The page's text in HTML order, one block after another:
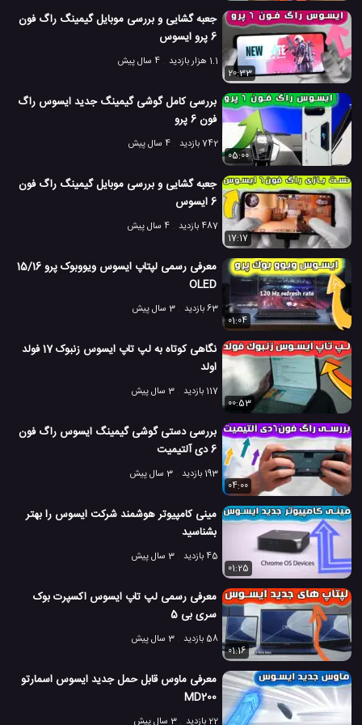
جعبه گشایی و بررسی موبایل گیمینگ راگ فون
6 پرو ایسوس
1.1 هزار بازدید
4 سال پیش
20:33
بررسی کامل گوشی گیمینگ جدید ایسوس راگ
فون 6 پرو
742 بازدید
4 سال پیش
05:00
جعبه گشایی و بررسی موبایل گیمینگ راگ فون
6 ایسوس
487 بازدید
4 سال پیش
17:17
معرفی رسمی لپتاپ ایسوس ویووبوک پرو 15/16
OLED
63 بازدید
3 سال پیش
01:04
نگاهی کوتاه به لپ تاپ ایسوس زنبوک 17 فولد
اولد
117 بازدید
3 سال پیش
00:53
بررسی دستی گوشی گیمینگ ایسوس راگ فون
6 دی آلتیمیت
193 بازدید
3 سال پیش
04:00
مینی کامپیوتر هوشمند شرکت ایسوس را بهتر
بشناسید
45 بازدید
3 سال پیش
01:25
معرفی رسمی لپ تاپ ایسوس اکسپرت بوک
سری بی 5
58 بازدید
3 سال پیش
01:16
معرفی ماوس قابل حمل جدید ایسوس اسمارتو
MD200
22 بازدید 3 سال پیش